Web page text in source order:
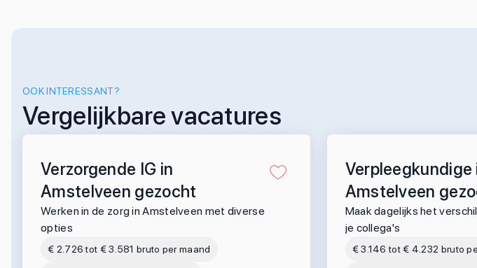
OOK INTERESSANT?
Vergelijkbare vacatures
Verzorgende IG in
Amstelveen gezocht
Werken in de zorg in Amstelveen met diverse
opties
€ 2.726 tot € 3.581 bruto per maand
Verpleegkundige
Amstelveen
Maak dagelijks het
je collega's
€ 3.146 tot € 4.232 bruto